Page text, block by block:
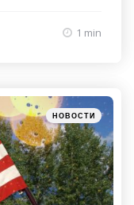
1 min
Категории
Posted
in
НОВОСТИ